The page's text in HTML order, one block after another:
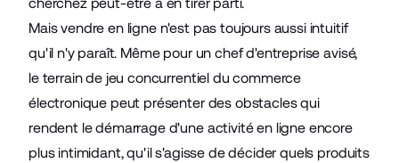
Mais vendre en ligne n'est pas toujours aussi intuitif
qu'il n'y paraît. Même pour un chef d'entreprise avisé,
le terrain de jeu concurrentiel du commerce
électronique peut présenter des obstacles qui
rendent le démarrage d'une activité en ligne encore
plus intimidant, qu'il s'agisse de décider quels produits